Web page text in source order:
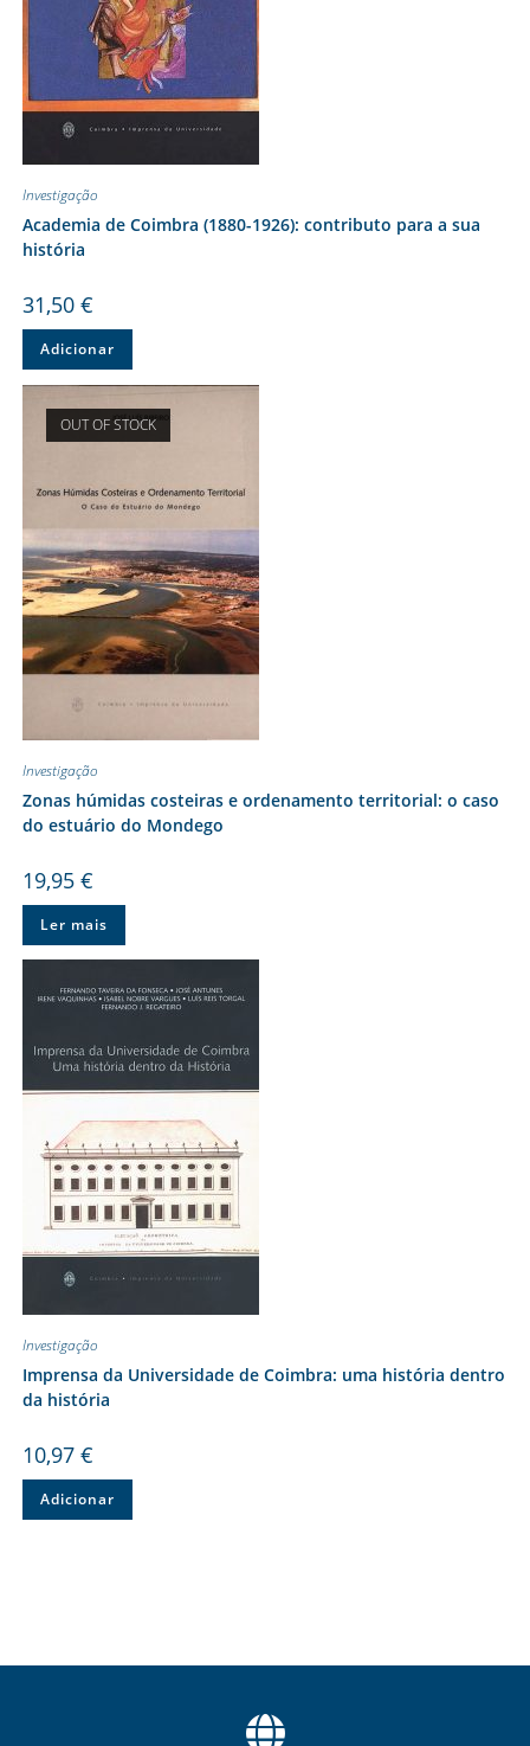
Investigação
Academia de Coimbra (1880-1926): contributo para a sua
história
31,50 €
Adicionar
OUT OF STOCK
Investigação
Zonas húmidas costeiras e ordenamento territorial: o caso
do estuário do Mondego
19,95 €
Ler mais
Investigação
Imprensa da Universidade de Coimbra: uma história dentro
da história
10,97 €
Adicionar